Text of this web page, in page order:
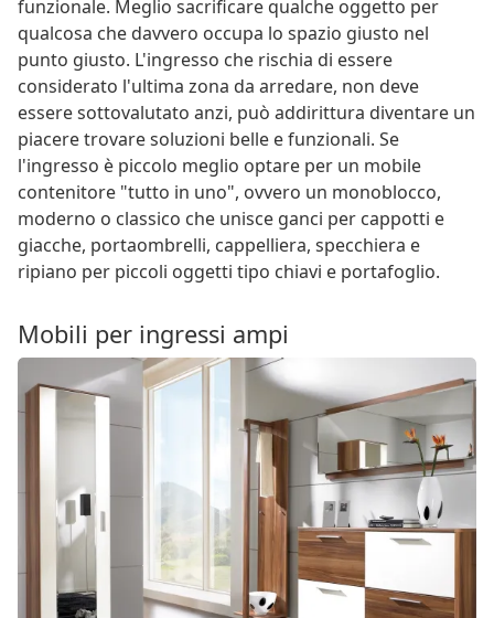
funzionale. Meglio sacrificare qualche oggetto per
qualcosa che davvero occupa lo spazio giusto nel
punto giusto. L'ingresso che rischia di essere
considerato l'ultima zona da arredare, non deve
essere sottovalutato anzi, può addirittura diventare un
piacere trovare soluzioni belle e funzionali. Se
l'ingresso è piccolo meglio optare per un mobile
contenitore "tutto in uno", ovvero un monoblocco,
moderno o classico che unisce ganci per cappotti e
giacche, portaombrelli, cappelliera, specchiera e
ripiano per piccoli oggetti tipo chiavi e portafoglio.
Mobili per ingressi ampi